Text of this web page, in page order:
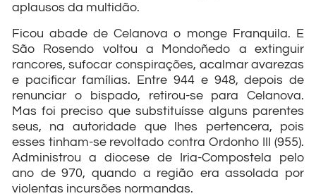
aplausos da multidão.
Ficou abade de Celanova o monge Franquila. E
São Rosendo voltou a Mondoñedo a extinguir
rancores, sufocar conspirações, acalmar avarezas
e pacificar famílias. Entre 944 e 948, depois de
renunciar o bispado, retirou-se para Celanova.
Mas foi preciso que substituísse alguns parentes
seus, na autoridade que lhes pertencera, pois
esses tinham-se revoltado contra Ordonho III (955).
Administrou a diocese de Iria-Compostela pelo
ano de 970, quando a região era assolada por
violentas incursões normandas.